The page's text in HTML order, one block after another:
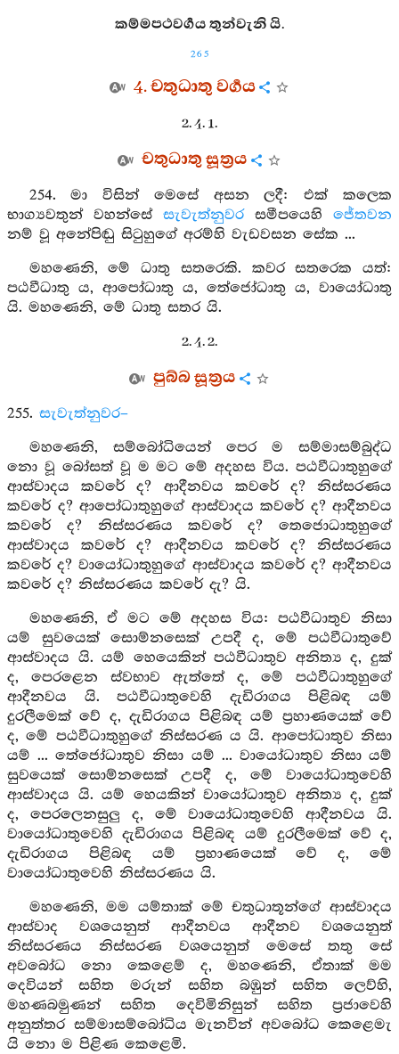
කම්මපථවර්‍ගය තුන්වැනි යි.
265
4. චතුධාතු වර්‍ගය
2. 4. 1.
චතුධාතු සූත්‍රය
254. මා විසින් මෙසේ අසන ලදී: එක් කලෙක
භාග්‍යවතුන් වහන්සේ සැවැත්නුවරසමීපයෙහි ජේතවන
නම් වූ අනේපිඬු සිටුහුගේ අරම්හි වැඩවසන සේක ...
මහණෙනි, මේ ධාතු සතරෙකි. කවර සතරෙක යත්:
පඨවීධාතු ය, ආපෝධාතු ය, තේජෝධාතු ය, වායෝධාතු
යි. මහණෙනි, මේ ධාතු සතර යි.
2. 4. 2.
පුබ්බ සූත්‍රය
255. සැවැත්නුවර–
මහණෙනි, සම්බෝධියෙන් පෙර ම සම්මාසම්බුද්ධ
නො වූ බෝසත් වූ ම මට මේ අදහස විය. පඨවීධාතුහුගේ
ආස්වාදය කවරේ ද? ආදීනවය කවරේ ද? නිස්සරණය
කවරේ ද? ආපෝධාතුහුගේ ආස්වාදය කවරේ ද? ආදීනවය
කවරේ ද? නිස්සරණය කවරේ ද? තෙජොධාතුහුගේ
ආස්වාදය කවරේ ද? ආදීනවය කවරේ ද? නිස්සරණය
කවරේ ද? වායෝධාතුහුගේ ආස්වාදය කවරේ ද? ආදීනවය
කවරේ ද? නිස්සරණය කවරේ දැ? යි.
මහණෙනි, ඒ මට මේ අදහස විය: පඨවීධාතුව නිසා
යම් සුවයෙක් සොම්නසෙක් උපදී ද, මේ පඨවීධාතුවේ
ආස්වාදය යි. යම් හෙයෙකින් පඨවීධාතුව අනිත්‍ය ද, දුක්
ද, පෙරළෙන ස්වභාව ඇත්තේ ද, මේ පඨවීධාතුහුගේ
ආදීනවය යි. පඨවීධාතුවෙහි දැඩිරාගය පිළිබඳ යම්
දුරලීමෙක් වේ ද, දැඩිරාගය පිළිබඳ යම් ප්‍රහාණයෙක් වේ
ද, මේ පඨවීධාතුහුගේ නිස්සරණ ය යි. ආපෝධාතුව නිසා
යම් ... තේජෝධාතුව නිසා යම් ... වායෝධාතුව නිසා යම්
සුවයෙක් සොම්නසෙක් උපදී ද, මේ වායෝධාතුවෙහි
ආස්වාදය යි. යම් හෙයකින් වායෝධාතුව අනිත්‍ය ද, දුක්
ද, පෙරලෙනසුලු ද, මේ වායෝධාතුවෙහි ආදීනවය යි.
වායෝධාතුවෙහි දැඩිරාගය පිළිබඳ යම් දුරලීමෙක් වේ ද,
දැඩිරාගය පිළිබඳ යම් ප්‍රහාණයෙක් වේ ද, මේ
වායෝධාතුවෙහි නිස්සරණය යි.
මහණෙනි, මම යම්තාක් මේ චතුධාතූන්ගේ ආස්වාදය
ආස්වාද වශයෙනුත් ආදීනවය ආදීනව වශයෙනුත්
නිස්සරණය නිස්සරණ වශයෙනුත් මෙසේ තතු සේ
අවබෝධ නො කෙළෙම් ද, මහණෙනි, ඒතාක් මම
දෙවියන් සහිත මරුන් සහිත බඹුන් සහිත ලෙව්හි,
මහණබමුණන් සහිත දෙවිමිනිසුන් සහිත ප්‍රජාවෙහි
අනුත්තර සම්මාසම්බෝධිය මැනවින් අවබෝධ කෙළෙමැ
යි නො ම පිළිණ කෙළෙමි.